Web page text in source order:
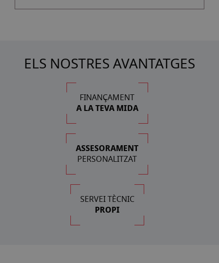
ELS NOSTRES AVANTATGES
FINANÇAMENT
A LA TEVA MIDA
ASSESORAMENT
PERSONALITZAT
SERVEI TÈCNIC
PROPI